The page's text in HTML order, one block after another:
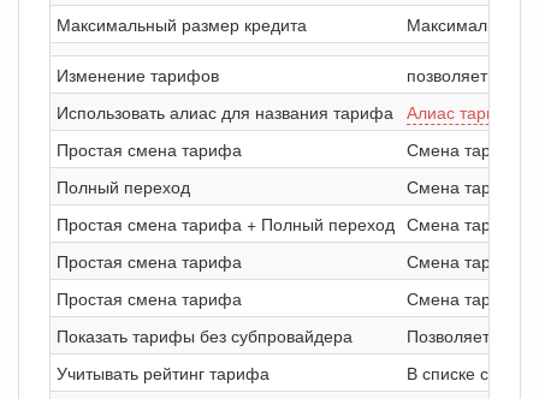
Максимальный размер кредита
Максимальная
Изменение тарифов
позволяет
Использовать алиас для названия тарифа Алиас тарифа
Простая смена тарифа
Смена тарифа с
Полный переход
Смена тарифа с
Простая смена тарифа + Полный переход Смена тарифа с
Простая смена тарифа
Смена тарифа с
Простая смена тарифа
Смена тарифа с
Показать тарифы без субпровайдера
Позволяет
Учитывать рейтинг тарифа
В списке смены